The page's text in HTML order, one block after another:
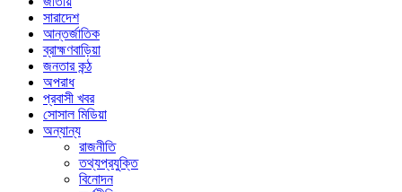
সারাদেশ
আন্তর্জাতিক
ব্রাহ্মণবাড়িয়া
জনতার কন্ঠ
অপরাধ
প্রবাসী খবর
সোসাল মিডিয়া
অন্যান্য
রাজনীতি
তথ্যপ্রযুক্তি
বিনোদন